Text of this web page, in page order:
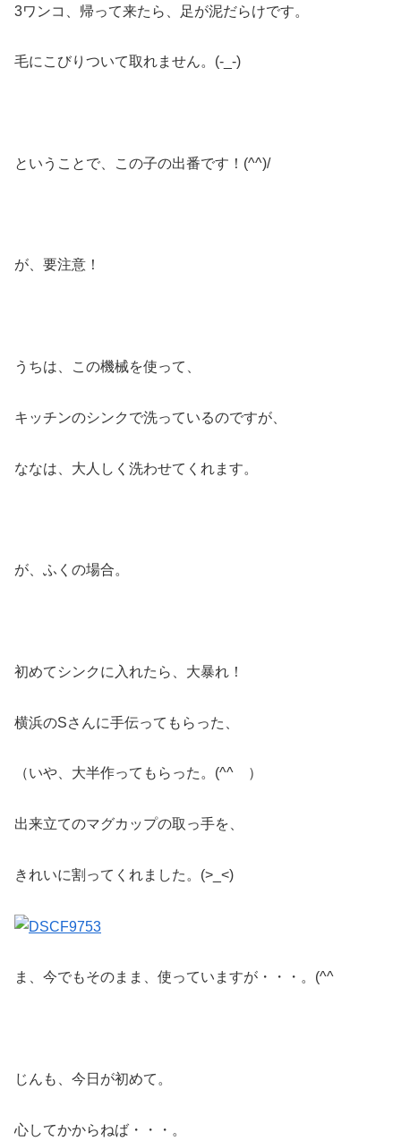
3ワンコ、帰って来たら、足が泥だらけです。
毛にこびりついて取れません。(-_-)
ということで、この子の出番です！(^^)/
が、要注意！
うちは、この機械を使って、
キッチンのシンクで洗っているのですが、
ななは、大人しく洗わせてくれます。
が、ふくの場合。
初めてシンクに入れたら、大暴れ！
横浜のSさんに手伝ってもらった、
（いや、大半作ってもらった。(^^ゞ）
出来立てのマグカップの取っ手を、
きれいに割ってくれました。(>_<)
ま、今でもそのまま、使っていますが・・・。(^^ゞ
じんも、今日が初めて。
心してかからねば・・・。